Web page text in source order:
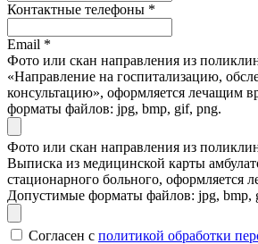
Контактные телефоны *
Email *
Фото или скан направления из
«Направление на госпитализацию,
консультацию», оформляется лечащим
форматы файлов: jpg, bmp, gif, png.
Фото или скан направления из
Выписка из медицинской карты
стационарного больного, оформляется
Допустимые форматы файлов: jpg, bmp,
Согласен с политикой обработки